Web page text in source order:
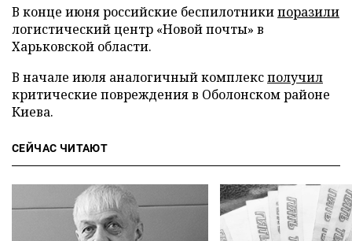
В конце июня российские беспилотникипоразили
логистический центр «Новой почты» в
Харьковской области.
В начале июля аналогичный комплексполучил
критические повреждения в Оболонском районе
Киева.
СЕЙЧАС ЧИТАЮТ